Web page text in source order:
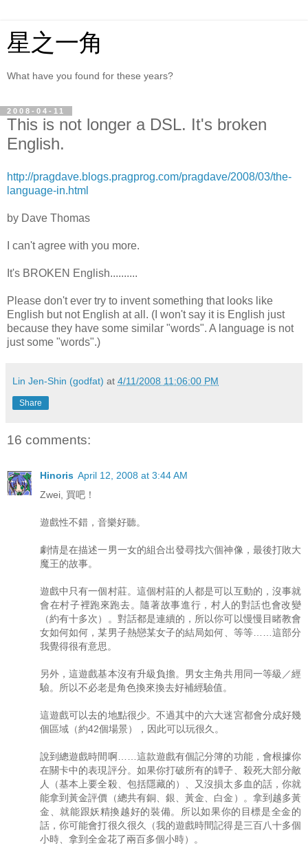
星之一角
What have you found for these years?
2008-04-11
This is not longer a DSL. It's broken
English.
http://pragdave.blogs.pragprog.com/pragdave/2008/03/the-
language-in.html
by Dave Thomas
I can't agree with you more.
It's BROKEN English..........
Please don't ever try to invent something that looks like
English but not English at all. (I won't say it is English just
because they have some similar "words". A language is not
just some "words".)
Lin Jen-Shin (godfat) at 4/11/2008 11:06:00 PM
Share
16 comments:
Hinoris April 12, 2008 at 3:44 AM
Zwei, 買吧！
遊戲性不錯，音樂好聽。
劇情是在描述一男一女的組合出發尋找六個神像，最後打敗大
魔王的故事。
遊戲中只有一個村莊。這個村莊的人都是可以互動的，沒事就
會在村子裡跑來跑去。隨著故事進行，村人的對話也會改變
（約有十多次）。對話都是連續的，所以你可以慢慢目睹教會
女如何如何，某男子熱戀某女子的結局如何、等等……這部分
我覺得很有意思。
另外，這遊戲基本沒有升級負擔。男女主角共用同一等級／經
驗。所以不必老是角色換來換去好補經驗值。
這遊戲可以去的地點很少。不過其中的六大迷宮都會分成好幾
個區域（約42個場景），因此可以玩很久。
說到總遊戲時間啊……這款遊戲有個記分簿的功能，會根據你
在關卡中的表現評分。如果你打破所有的罈子、殺死大部分敵
人（基本上要全殺、包括隱藏的）、又沒損太多血的話，你就
能拿到黃金評價（總共有銅、銀、黃金、白金）。拿到越多黃
金、就能跟妖精換越好的裝備。所以如果你的目標是全金的
話，你可能會打很久很久（我的遊戲時間記得是三百八十多個
小時、拿到全金花了兩百多個小時）。